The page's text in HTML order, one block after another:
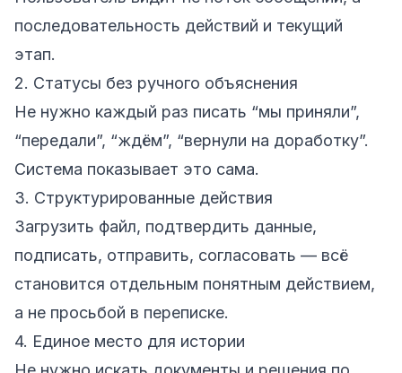
последовательность действий и текущий
этап.
2. Статусы без ручного объяснения
Не нужно каждый раз писать “мы приняли”,
“передали”, “ждём”, “вернули на доработку”.
Система показывает это сама.
3. Структурированные действия
Загрузить файл, подтвердить данные,
подписать, отправить, согласовать — всё
становится отдельным понятным действием,
а не просьбой в переписке.
4. Единое место для истории